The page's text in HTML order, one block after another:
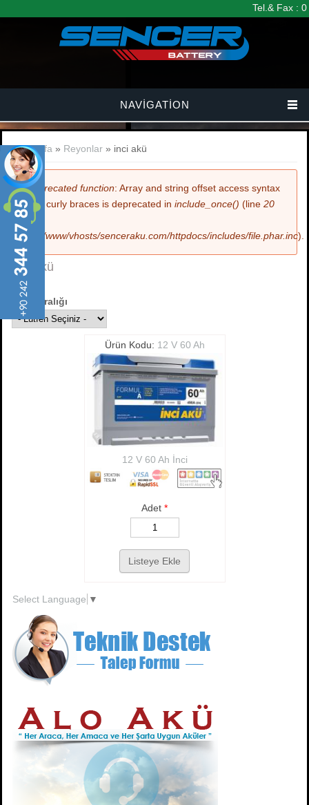
Tel.& Fax :
NAVIGATION
Buradasınız
Anasayfa » Reyonlar » inci akü
Hata mesajı
Deprecated function: Array and string offset access syntax
with curly braces is deprecated ininclude_once() (line20
of
/var/www/vhosts/senceraku.com/httpdocs/includes/file.phar.inc).
inci akü
Fiyat Aralığı
Ürün Kodu: 12 V 60 Ah
12 V 60 Ah İnci
Adet *
Select Language ▼